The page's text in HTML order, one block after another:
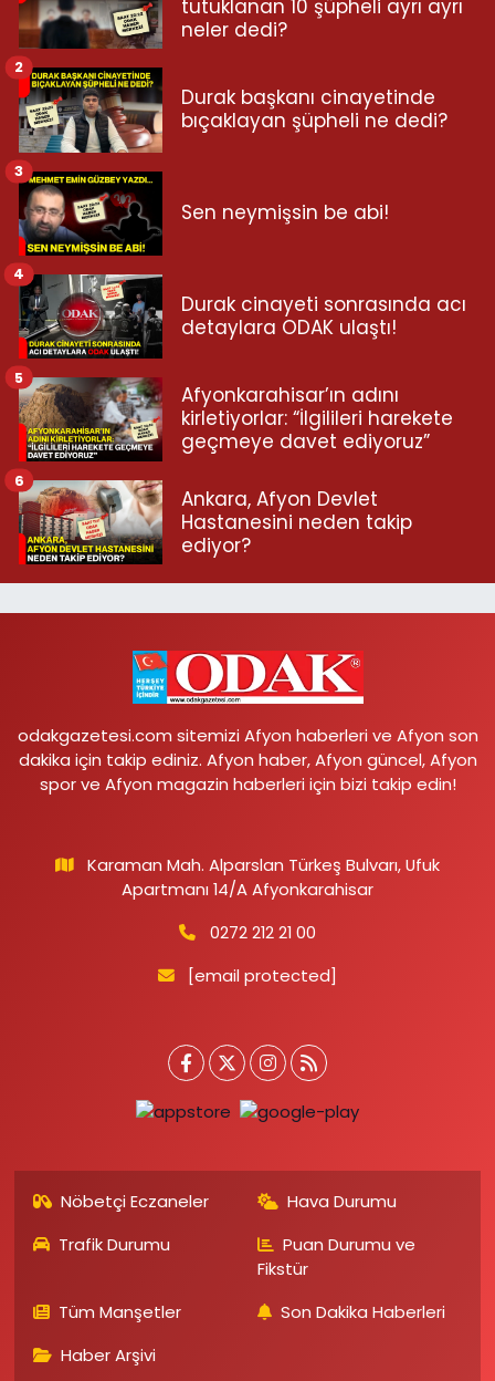
tutuklanan 10 şüpheli ayrı ayrı
neler dedi?
Durak başkanı cinayetinde
bıçaklayan şüpheli ne dedi?
2
Sen neymişsin be abi!
3
Durak cinayeti sonrasında acı
detaylara ODAK ulaştı!
4
Afyonkarahisar’ın adını
kirletiyorlar: “İlgilileri harekete
geçmeye davet ediyoruz”
5
Ankara, Afyon Devlet
Hastanesini neden takip
ediyor?
6
odakgazetesi.com sitemizi Afyon haberleri ve Afyon son
dakika için takip ediniz. Afyon haber, Afyon güncel, Afyon
spor ve Afyon magazin haberleri için bizi takip edin!
Karaman Mah. Alparslan Türkeş Bulvarı, Ufuk
Apartmanı 14/A Afyonkarahisar
0272 212 21 00
[email protected]
Nöbetçi Eczaneler
Hava Durumu
Trafik Durumu
Puan Durumu ve
Fikstür
Tüm Manşetler
Son Dakika Haberleri
Haber Arşivi